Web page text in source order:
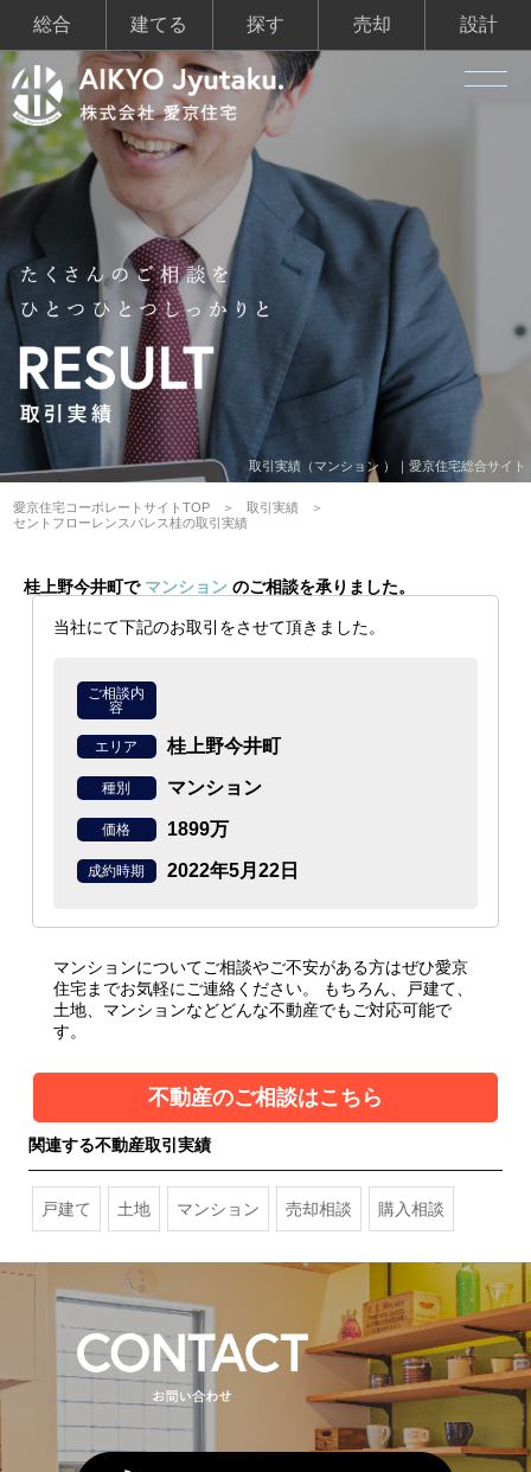
総合 建てる 探す 売却 設計
取引実績（マンション ）｜愛京住宅総合サイト
愛京住宅コーポレートサイトTOP
取引実績
セントフローレンスパレス桂の取引実績
桂上野今井町で マンション のご相談を承りました。
当社にて下記のお取引をさせて頂きました。
ご相談内
容
エリア 桂上野今井町
種別 マンション
価格 1899万
成約時期 2022年5月22日
マンションについてご相談やご不安がある方はぜひ愛京
住宅までお気軽にご連絡ください。
もちろん、戸建て、
土地、マンションなどどんな不動産でもご対応可能で
す。
不動産のご相談はこちら
関連する不動産取引実績
戸建て 土地 マンション 売却相談 購入相談